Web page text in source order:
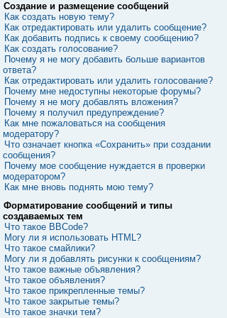
Создание и размещение сообщений
Как создать новую тему?
Как отредактировать или удалить сообщение?
Как добавить подпись к своему сообщению?
Как создать голосование?
Почему я не могу добавить больше вариантов
ответа?
Как отредактировать или удалить голосование?
Почему мне недоступны некоторые форумы?
Почему я не могу добавлять вложения?
Почему я получил предупреждение?
Как мне пожаловаться на сообщения
модератору?
Что означает кнопка «Сохранить» при создании
сообщения?
Почему мое сообщение нуждается в проверки
модератором?
Как мне вновь поднять мою тему?
Форматирование сообщений и типы
создаваемых тем
Что такое BBCode?
Могу ли я использовать HTML?
Что такое смайлики?
Могу ли я добавлять рисунки к сообщениям?
Что такое важные объявления?
Что такое объявления?
Что такое прикрепленные темы?
Что такое закрытые темы?
Что такое значки тем?